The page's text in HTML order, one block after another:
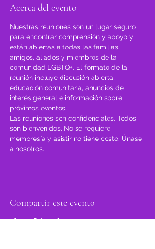
Acerca del evento
Nuestras reuniones son un lugar seguro
para encontrar comprensión y apoyo y
están abiertas a todas las familias,
amigos, aliados y miembros de la
comunidad LGBTQ+. El formato de la
reunión incluye discusión abierta,
educación comunitaria, anuncios de
interés general e información sobre
próximos eventos.
Las reuniones son confidenciales. Todos
son bienvenidos. No se requiere
membresía y asistir no tiene costo.​ Únase
a nosotros.
Compartir este evento